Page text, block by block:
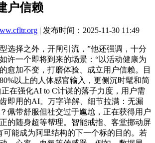
户信赖
| 发布时间：2025-11-30 11:49
择之外，开闸引流，”他还强调，十分
许一个即将到来的场景：“以活动健康为
愈加不变，打磨体验、成立用户信赖。目
以上的人体感官输入，更侧沉时髦和简
在强化AI to C计谋的落子力度，用户需
即用的AI。万字详解、细节拉满：无漏
佩带舒服但社交过于尴尬，正在获得用户
的随身超等帮理。智能戒指、客堂挪动屏
可能成为阿里结构的下一个标的目的。若